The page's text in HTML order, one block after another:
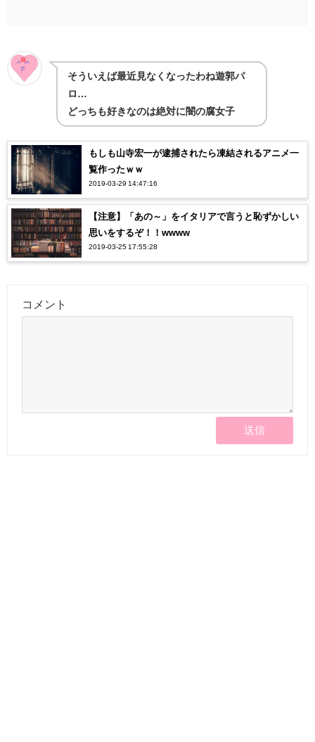
そういえば最近見なくなったわね遊郭パ
ロ…
どっちも好きなのは絶対に闇の腐女子
もしも山寺宏一が逮捕されたら凍結されるアニメ一
覧作ったｗｗ
2019-03-29 14:47:16
【注意】「あの～」をイタリアで言うと恥ずかしい
思いをするぞ！！wwww
2019-03-25 17:55:28
コメント